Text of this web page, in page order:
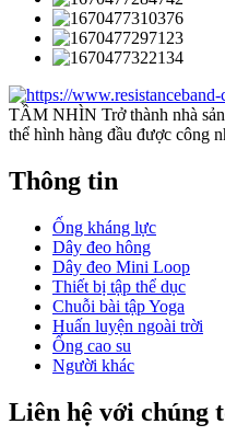
TẦM NHÌN Trở thành nhà
thể hình hàng đầu được công
Thông tin
Ống kháng lực
Dây đeo hông
Dây đeo Mini Loop
Thiết bị tập thể dục
Chuỗi bài tập Yoga
Huấn luyện ngoài trời
Ống cao su
Người khác
Liên hệ với chúng